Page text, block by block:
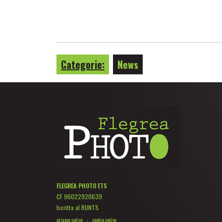
Categorie: News
FLEGREA PHOTO ETS
CF 96022920639
Iscritta al RUNTS
privacy policy - cookie policy